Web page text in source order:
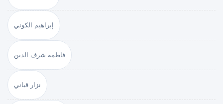
إبراهيم الكوني
فاطمة شرف الدين
نزار قباني